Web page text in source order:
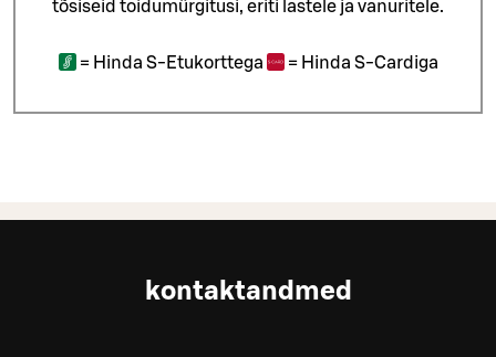
tõsiseid toidumürgitusi, eriti lastele ja vanuritele.
= Hinda S-Etukorttega = Hinda S-Cardiga
kontaktandmed